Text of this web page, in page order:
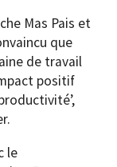
Mas Pais et
que
de travail
positif
le